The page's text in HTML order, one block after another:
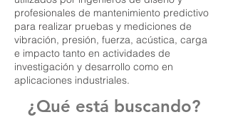
profesionales de mantenimiento predictivo
para realizar pruebas y mediciones de
vibración, presión, fuerza, acústica, carga
e impacto tanto en actividades de
investigación y desarrollo como en
aplicaciones industriales.
¿Qué está buscando?